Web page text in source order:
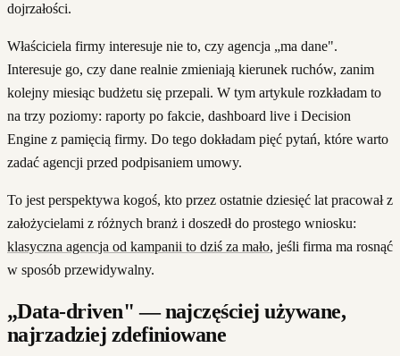
dojrzałości.
Właściciela firmy interesuje nie to, czy agencja „ma dane".
Interesuje go, czy dane realnie zmieniają kierunek ruchów, zanim
kolejny miesiąc budżetu się przepali. W tym artykule rozkładam to
na trzy poziomy: raporty po fakcie, dashboard live i Decision
Engine z pamięcią firmy. Do tego dokładam pięć pytań, które warto
zadać agencji przed podpisaniem umowy.
To jest perspektywa kogoś, kto przez ostatnie dziesięć lat pracował z
założycielami z różnych branż i doszedł do prostego wniosku:
klasyczna agencja od kampanii to dziś za mało, jeśli firma ma rosnąć
w sposób przewidywalny.
„Data-driven" — najczęściej używane,
najrzadziej zdefiniowane